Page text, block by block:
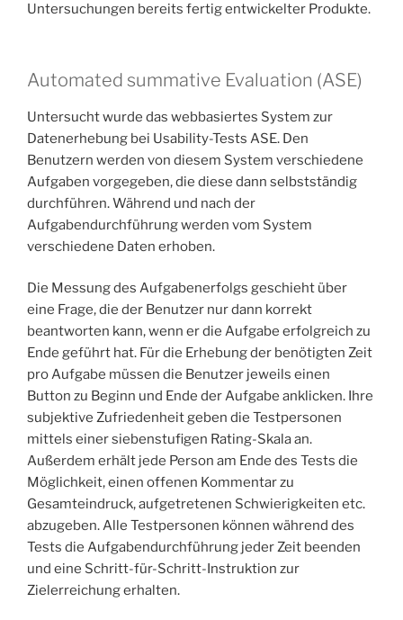
Untersuchungen bereits fertig entwickelter Produkte.
Automated summative Evaluation (ASE)
Untersucht wurde das webbasiertes System zur
Datenerhebung bei Usability-Tests ASE. Den
Benutzern werden von diesem System verschiedene
Aufgaben vorgegeben, die diese dann selbstständig
durchführen. Während und nach der
Aufgabendurchführung werden vom System
verschiedene Daten erhoben.
Die Messung des Aufgabenerfolgs geschieht über
eine Frage, die der Benutzer nur dann korrekt
beantworten kann, wenn er die Aufgabe erfolgreich zu
Ende geführt hat. Für die Erhebung der benötigten Zeit
pro Aufgabe müssen die Benutzer jeweils einen
Button zu Beginn und Ende der Aufgabe anklicken. Ihre
subjektive Zufriedenheit geben die Testpersonen
mittels einer siebenstufigen Rating-Skala an.
Außerdem erhält jede Person am Ende des Tests die
Möglichkeit, einen offenen Kommentar zu
Gesamteindruck, aufgetretenen Schwierigkeiten etc.
abzugeben. Alle Testpersonen können während des
Tests die Aufgabendurchführung jeder Zeit beenden
und eine Schritt-für-Schritt-Instruktion zur
Zielerreichung erhalten.